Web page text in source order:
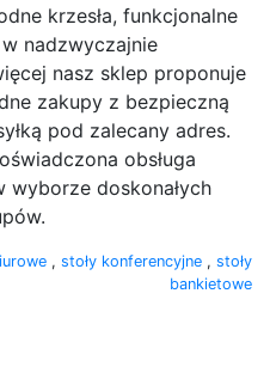
krzesła, funkcjonalne
w nadzwyczajnie
nasz sklep proponuje
zakupy z bezpieczną
pod zalecany adres.
obsługa
doskonałych
, stoły konferencyjne , stoły
bankietowe